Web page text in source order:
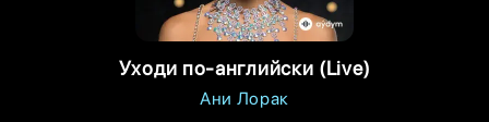
Уходи по-английски (Live)
Ани Лорак